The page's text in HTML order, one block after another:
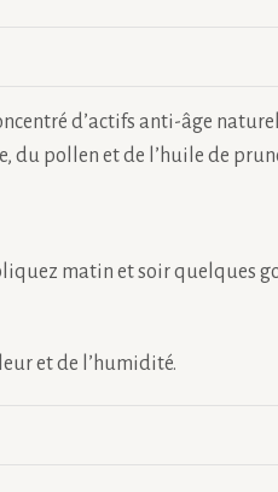
d’actifs anti-âge
du pollen et de l’huile de
matin et soir quelques
et de l’humidité.